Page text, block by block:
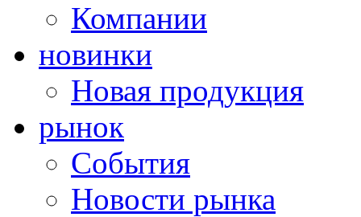
Компании
новинки
Новая продукция
рынок
Cобытия
Новости рынка